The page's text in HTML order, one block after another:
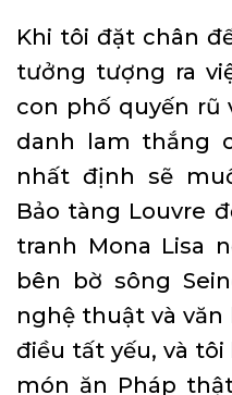
Khi tôi đặt chân
tưởng tượng ra
con phố quyến rũ
danh lam thắng
nhất định sẽ
Bảo tàng Louvre
tranh Mona Lisa
bên bờ sông
nghệ thuật và văn
điều tất yếu, và
món ăn Pháp